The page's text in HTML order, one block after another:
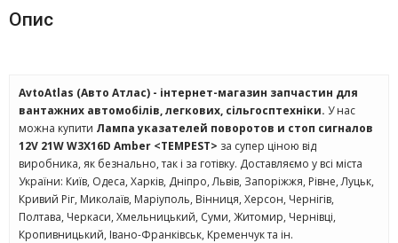
Опис
AvtoAtlas (Авто Атлас) - інтернет-магазин запчастин для
вантажних автомобілів, легкових, сільгосптехніки. У нас
можна купити Лампа указателей поворотов и стоп сигналов
12V 21W W3X16D Amber <TEMPEST> за супер ціною від
виробника, як безнально, так і за готівку. Доставляємо у всі міста
України: Київ, Одеса, Харків, Дніпро, Львів, Запоріжжя, Рівне, Луцьк,
Кривий Ріг, Миколаїв, Маріуполь, Вінниця, Херсон, Чернігів,
Полтава, Черкаси, Хмельницький, Суми, Житомир, Чернівці,
Кропивницький, Івано-Франківськ, Кременчук та ін.